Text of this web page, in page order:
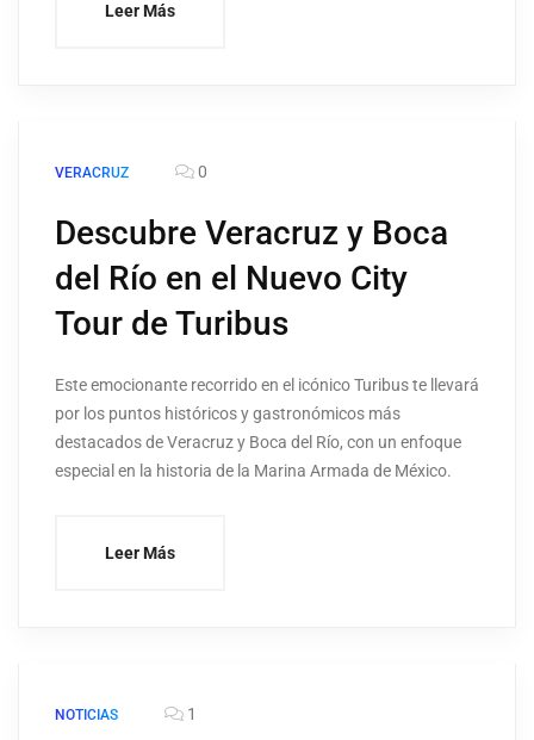
Leer Más
VERACRUZ 0
Descubre Veracruz y Boca
del Río en el Nuevo City
Tour de Turibus
Este emocionante recorrido en el icónico Turibus te llevará
por los puntos históricos y gastronómicos más
destacados de Veracruz y Boca del Río, con un enfoque
especial en la historia de la Marina Armada de México.
Leer Más
NOTICIAS 1